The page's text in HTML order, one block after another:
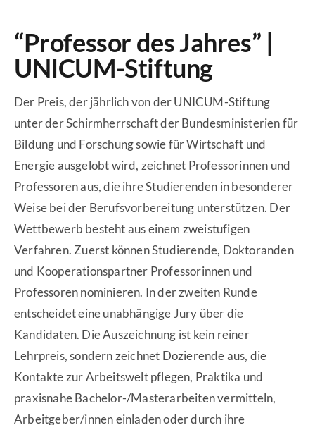
“Professor des Jahres” |
UNICUM-Stiftung
Der Preis, der jährlich von der UNICUM-Stiftung
unter der Schirmherrschaft der Bundesministerien für
Bildung und Forschung sowie für Wirtschaft und
Energie ausgelobt wird, zeichnet Professorinnen und
Professoren aus, die ihre Studierenden in besonderer
Weise bei der Berufsvorbereitung unterstützen. Der
Wettbewerb besteht aus einem zweistufigen
Verfahren. Zuerst können Studierende, Doktoranden
und Kooperationspartner Professorinnen und
Professoren nominieren. In der zweiten Runde
entscheidet eine unabhängige Jury über die
Kandidaten. Die Auszeichnung ist kein reiner
Lehrpreis, sondern zeichnet Dozierende aus, die
Kontakte zur Arbeitswelt pflegen, Praktika und
praxisnahe Bachelor-/Masterarbeiten vermitteln,
Arbeitgeber/innen einladen oder durch ihre